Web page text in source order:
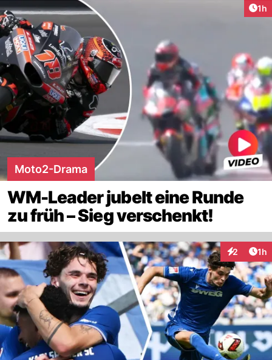
1h
Moto2-Drama
WM-Leader jubelt eine Runde
zu früh – Sieg verschenkt!
2 1h